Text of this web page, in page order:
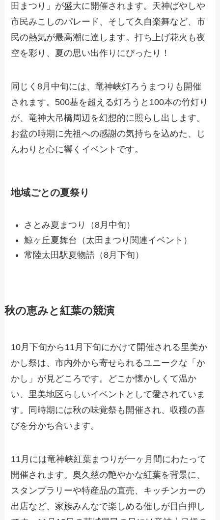
田まつり」が盛大に開催されます。天神ばやしや
市民みこしのパレード、そして久自楽舞など、市
民の熱気が最高潮に達します。打ち上げ花火も夜
空を彩り、夏の思い出作りにぴったり！
同じく8月中旬には、竜神峡灯ろうまつりも開催
されます。500基を超える灯ろうと100本の竹灯り
が、竜神大吊橋周辺を幻想的に照らし出します。
お盆の時期に先祖への感謝の気持ちを込めた、じ
んわりと心に響くイベントです。
地域ごとの夏祭り
さとみ夏まつり（8月中旬）
鯨ヶ丘夏舞台（太田まつり関連イベント）
常陸太田駅夏物語（8月下旬）
秋の恵みと紅葉の競演
10月下旬から11月下旬にかけて開催される里美か
かし祭は、市内外から寄せられるユニークな「か
かし」が見どころです。どこか懐かしくて温か
い、里美地区らしいイベントとして愛されていま
す。同時期には秋の味覚祭も開催され、収穫の喜
びを分かち合います。
11月には竜神峡紅葉まつりが一ヶ月間にわたって
開催されます。奥久慈の艶やかな紅葉を背景に、
スタンプラリーや特産品の直売、キッチンカーの
出店など、家族みんなで楽しめる催しが目白押し